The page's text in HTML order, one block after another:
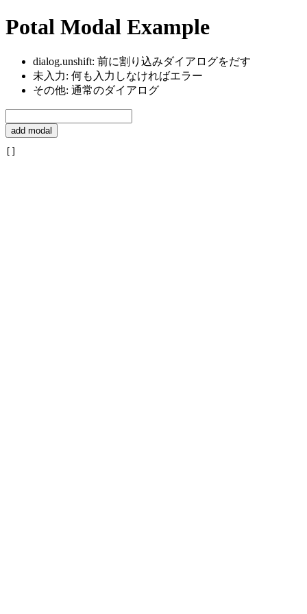
Potal Modal Example
dialog.unshift: 前に割り込みダイアログをだす
未入力: 何も入力しなければエラー
その他: 通常のダイアログ
add modal